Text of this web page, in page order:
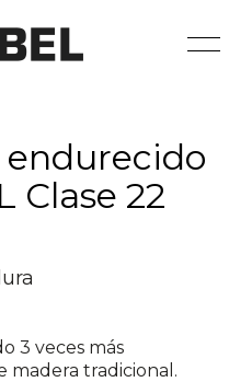
endurecido
Clase 22
3 veces más
madera tradicional.